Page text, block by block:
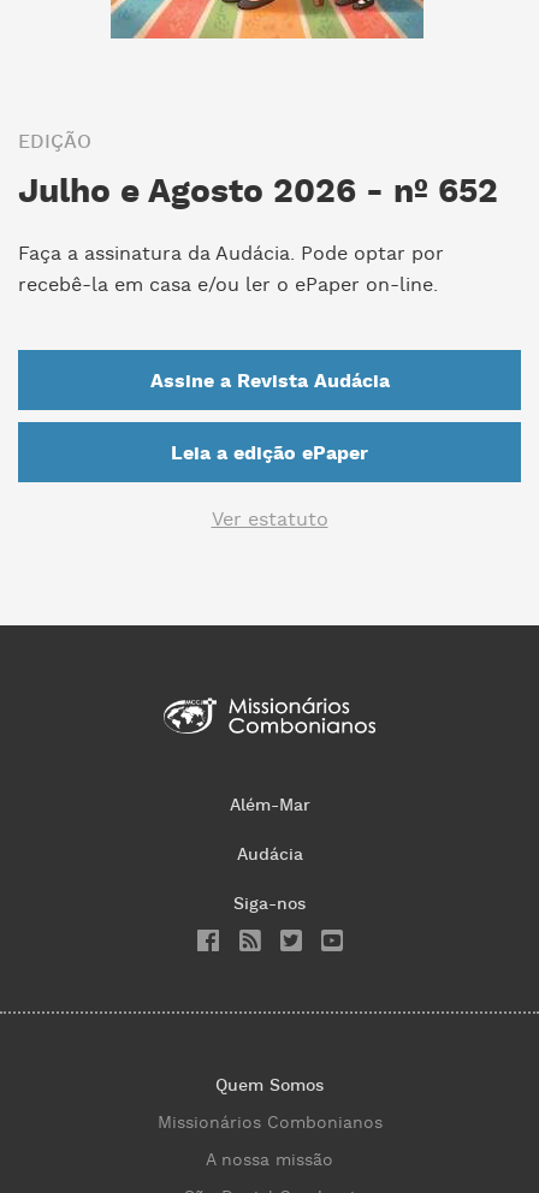
EDIÇÃO
Julho e Agosto 2026 - nº 652
Faça a assinatura da Audácia. Pode optar por
recebê-la em casa e/ou ler o ePaper on-line.
Assine a Revista Audácia
Leia a edição ePaper
Ver estatuto
Além-Mar
Audácia
Siga-nos
Quem Somos
Missionários Combonianos
A nossa missão